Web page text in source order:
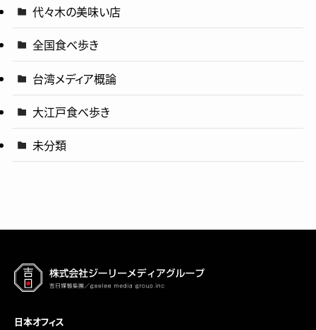
代々木の美味い店
全国食べ歩き
台湾メディア概論
大江戸食べ歩き
未分類
日本オフィス